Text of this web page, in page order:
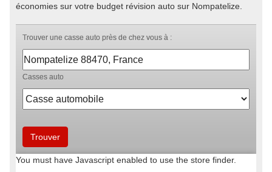
économies sur votre budget révision auto sur Nompatelize.